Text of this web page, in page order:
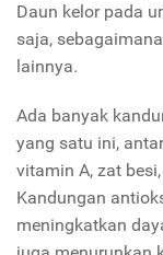
Daun kelor pada
saja,
lainnya.
Ada banyak
yang satu ini,
vitamin A, zat
Kandungan
meningkatkan